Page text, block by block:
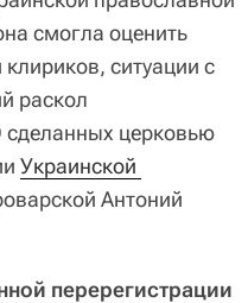
смогла оценить
ситуации с
раскол
церковью
Украинской
Антоний
перерегистрации